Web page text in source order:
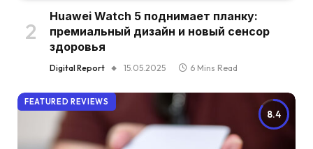
Huawei Watch 5 поднимает планку:
премиальный дизайн и новый сенсор
здоровья
Digital Report 15.05.2025 6 Mins Read
8.4
FEATURED REVIEWS